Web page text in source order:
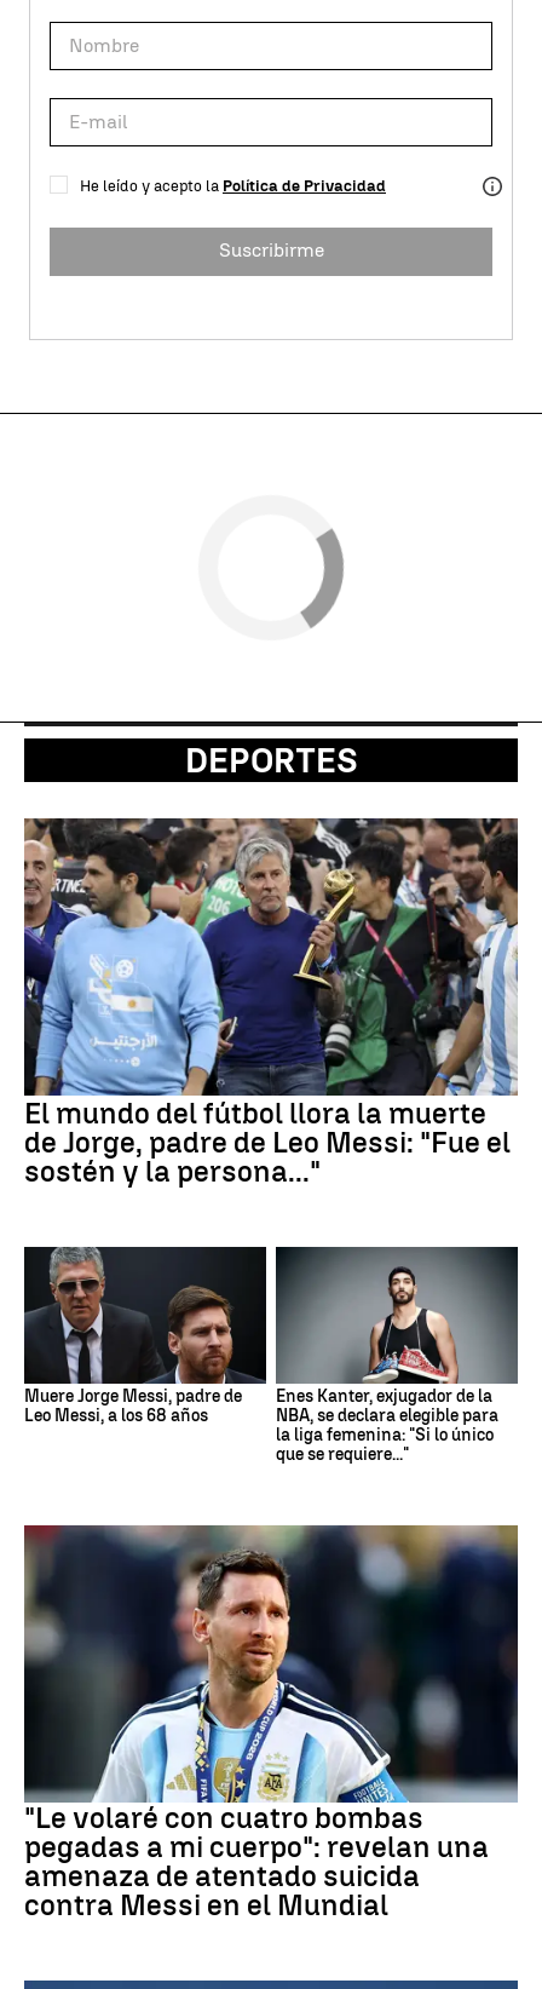
He leído y acepto la Política de Privacidad
Suscribirme
DEPORTES
El mundo del fútbol llora la muerte
de Jorge, padre de Leo Messi: "Fue el
sostén y la persona..."
Muere Jorge Messi, padre de
Leo Messi, a los 68 años
Enes Kanter, exjugador de la
NBA, se declara elegible para
la liga femenina: "Si lo único
que se requiere..."
Mundial 2026
"Le volaré con cuatro bombas
pegadas a mi cuerpo": revelan una
amenaza de atentado suicida
contra Messi en el Mundial